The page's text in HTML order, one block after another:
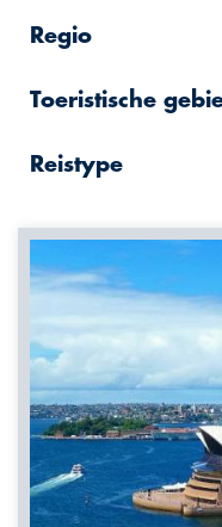
Regio
Toeristische
Reistype